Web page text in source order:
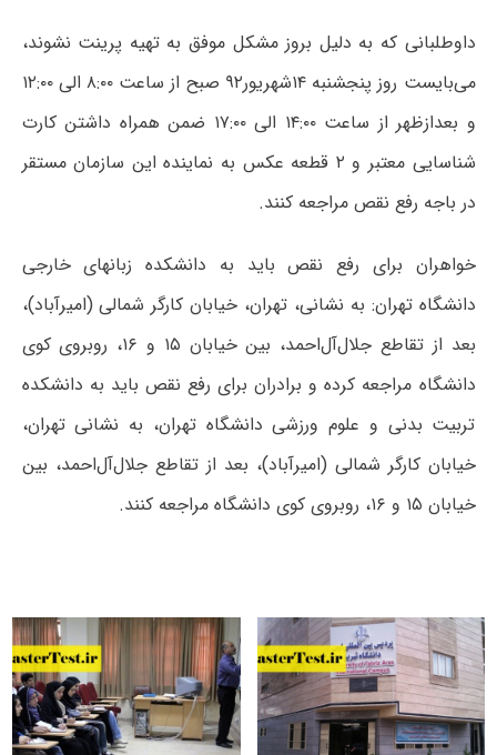
داوطلبانی که به دلیل بروز مشکل موفق به تهیه پرینت نشوند،
می‌بایست روز پنجشنبه ۱۴شهریور۹۲ صبح از ساعت ۸:۰۰ الی ۱۲:۰۰
و بعدازظهر از ساعت ۱۴:۰۰ الی ۱۷:۰۰ ضمن همراه داشتن کارت
شناسایی معتبر و ۲ قطعه عکس به نماینده این سازمان مستقر
در باجه رفع نقص مراجعه کنند.
خواهران برای رفع نقص باید به دانشکده زبانهای خارجی
دانشگاه تهران: به نشانی، تهران، خیابان کارگر شمالی (امیرآباد)،
بعد از تقاطع جلال‌آل‌احمد، بین خیابان ۱۵ و ۱۶، روبروی کوی
دانشگاه مراجعه کرده و برادران برای رفع نقص باید به دانشکده
تربیت بدنی و علوم ورزشی دانشگاه تهران، به نشانی تهران،
خیابان کارگر شمالی (امیرآباد)، بعد از تقاطع جلال‌آل‌احمد، بین
خیابان ۱۵ و ۱۶، روبروی کوی دانشگاه مراجعه کنند.